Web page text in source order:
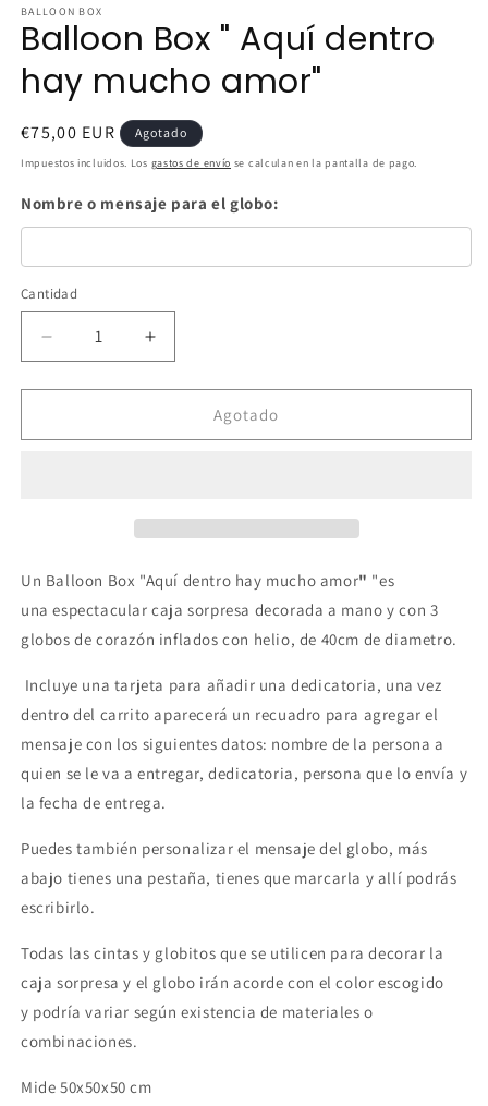
BALLOON BOX
Balloon Box " Aquí dentro
hay mucho amor"
Precio
habitual
€75,00 EUR Agotado
Impuestos incluidos. Los gastos de envío se calculan en la pantalla de pago.
Nombre o mensaje para el globo:
Cantidad
Cantidad
Reducir
cantidad
para
Box
amor&quot;
Aumentar
cantidad
para
Box
amor&quot;
Agotado
Un Balloon Box "Aquí dentro hay mucho amor" "es
una espectacular caja sorpresa decorada a mano y con 3
globos de corazón inflados con helio, de 40cm de diametro.
Incluye una tarjeta para añadir una dedicatoria, una vez
dentro del carrito aparecerá un recuadro para agregar el
mensaje con los siguientes datos: nombre de la persona a
quien se le va a entregar, dedicatoria, persona que lo envía y
la fecha de entrega.
Puedes también personalizar el mensaje del globo, más
abajo tienes una pestaña, tienes que marcarla y allí podrás
escribirlo.
Todas las cintas y globitos que se utilicen para decorar la
caja sorpresa y el globo irán acorde con el color escogido
y podría variar según existencia de materiales o
combinaciones.
Mide 50x50x50 cm